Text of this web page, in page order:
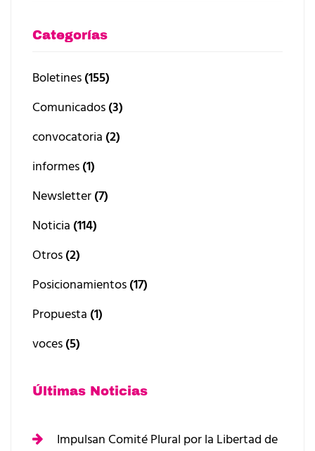
Categorías
Boletines(155)
Comunicados(3)
convocatoria (2)
informes(1)
Newsletter(7)
Noticia (114)
Otros(2)
Posicionamientos(17)
Propuesta (1)
voces(5)
Últimas Noticias
Impulsan Comité Plural por la Libertad de